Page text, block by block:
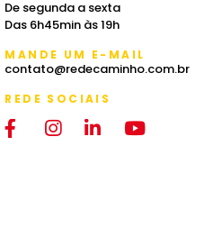
De segunda a sexta
Das 6h45min às 19h
MANDE UM E-MAIL
contato@redecaminho.com.br
REDE SOCIAIS